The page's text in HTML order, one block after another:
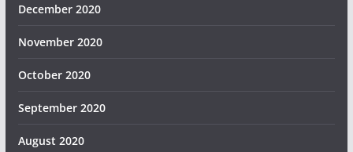
December 2020
November 2020
October 2020
September 2020
August 2020